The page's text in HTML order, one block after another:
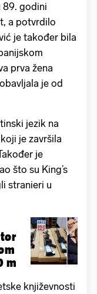
89. godini
a potvrdilo
je također bila
prva žena
je od
jezik na
je završila
je
što su King’s
stranieri u
m
književnosti